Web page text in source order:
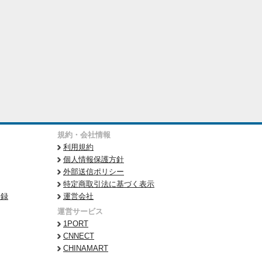
規約・会社情報
利用規約
個人情報保護方針
外部送信ポリシー
特定商取引法に基づく表示
運営会社
運営サービス
1PORT
CNNECT
CHINAMART